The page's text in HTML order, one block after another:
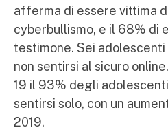
afferma di essere vittima
cyberbullismo, e il 68% di
testimone. Sei adolescenti
non sentirsi al sicuro
19 il 93% degli
sentirsi solo, con un
2019.